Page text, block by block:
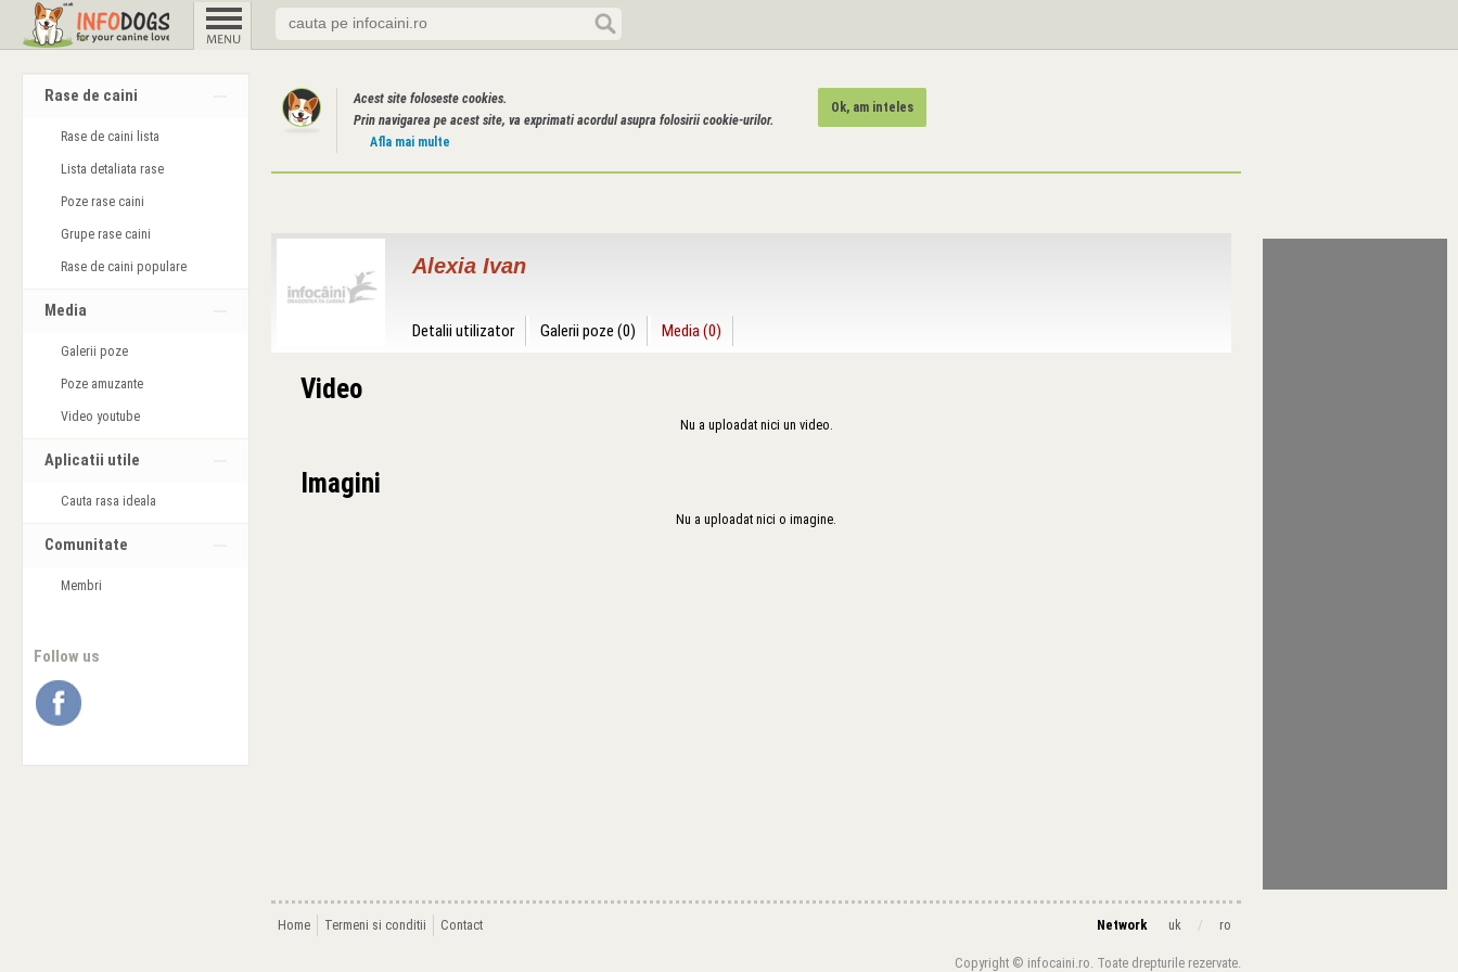
Rase de caini
Rase de caini lista
Lista detaliata rase
Poze rase caini
Grupe rase caini
Rase de caini populare
Media
Galerii poze
Poze amuzante
Video youtube
Aplicatii utile
Cauta rasa ideala
Comunitate
Membri
Follow us
Acest site foloseste cookies.
Prin navigarea pe acest site, va exprimati acordul asupra folosirii cookie-urilor.
Afla mai multe
Ok, am inteles
Alexia Ivan
Detalii utilizator Galerii poze (0) Media (0)
Video
Nu a uploadat nici un video.
Imagini
Nu a uploadat nici o imagine.
Home Termeni si conditii Contact Network uk / ro
Copyright © infocaini.ro. Toate drepturile rezervate.